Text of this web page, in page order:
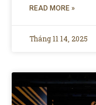
READ MORE »
Tháng 11 14, 2025